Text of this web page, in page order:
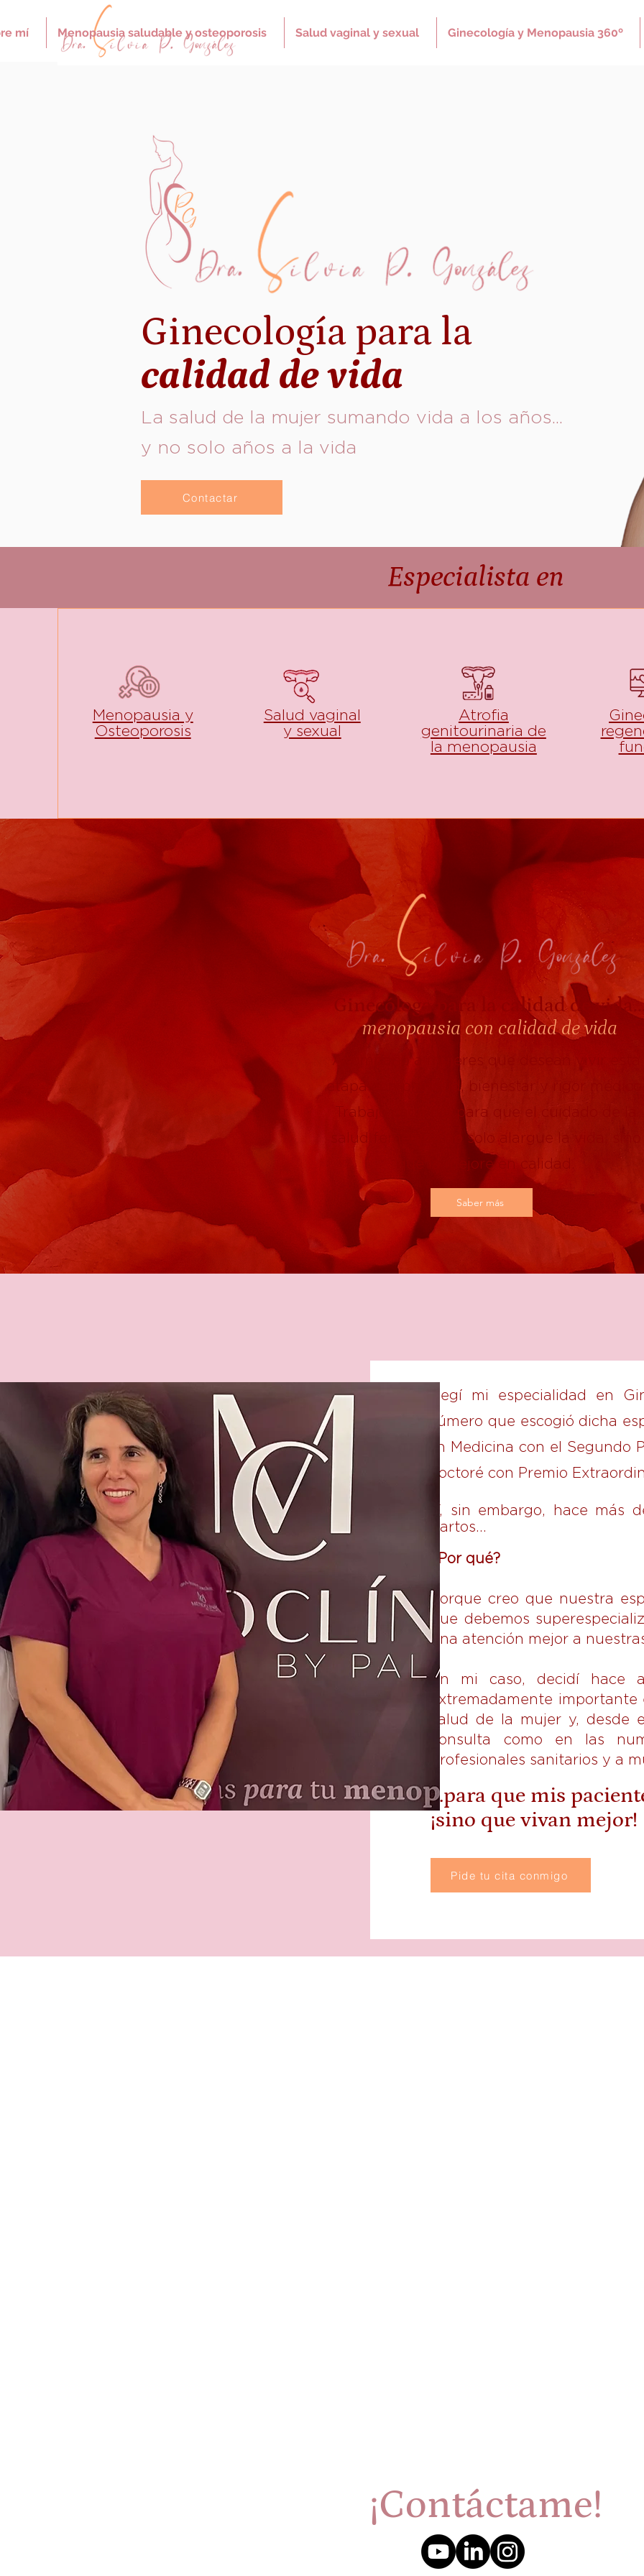
mí Menopausia saludable y osteoporosis Salud vaginal y sexual Ginecología y Menopausia 360º
Ginecología para la
calidad de vida
La salud de la mujer sumando vida a los años...
y no solo años a la vida
Contactar
Especialista en
Menopausia y
Osteoporosis
Salud vaginal
y sexual
Atrofia
genitourinaria de
la menopausia
Ginecóloga para la calidad de
menopausia con calidad de vida
Acompaño a mujeres que desean vivir esta
etapa con plenitud, bienestar y rigor
Trabajo cada día para que el cuidado de la
salud femenina no solo alargue la vida, sino
que la mejore en calidad.
Saber más
Elegí mi especialidad en
número que escogió dicha
en Medicina con el Segundo
Doctoré con Premio
Y, sin embargo, hace más
partos…
Por qué?
Porque creo que nuestra
que debemos
una atención mejor a
En mi caso, decidí hace
extremadamente
salud de la mujer y,
consulta como en las
profesionales sanitarios y a
…para que mis
¡sino que vivan mejor!
Pide tu cita conmigo
¡Contáctame!